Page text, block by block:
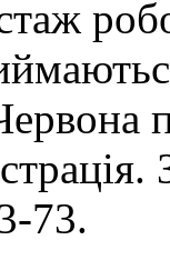
73.